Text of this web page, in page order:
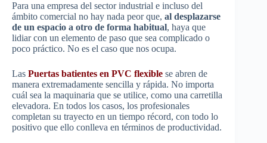
Para una empresa del sector industrial e incluso del
ámbito comercial no hay nada peor que, al desplazarse
de un espacio a otro de forma habitual, haya que
lidiar con un elemento de paso que sea complicado o
poco práctico. No es el caso que nos ocupa.
Las Puertas batientes en PVC flexible se abren de
manera extremadamente sencilla y rápida. No importa
cuál sea la maquinaria que se utilice, como una carretilla
elevadora. En todos los casos, los profesionales
completan su trayecto en un tiempo récord, con todo lo
positivo que ello conlleva en términos de productividad.